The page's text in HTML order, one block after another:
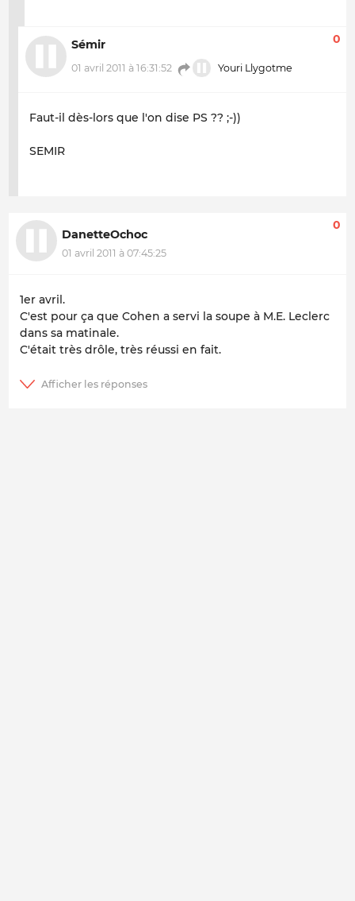
Sémir
01 avril 2011 à 16:31:52 Youri Llygotme
0
Faut-il dès-lors que l'on dise PS ?? ;-))
SEMIR
DanetteOchoc
01 avril 2011 à 07:45:25
0
1er avril.
C'est pour ça que Cohen a servi la soupe à M.E. Leclerc
dans sa matinale.
C'était très drôle, très réussi en fait.